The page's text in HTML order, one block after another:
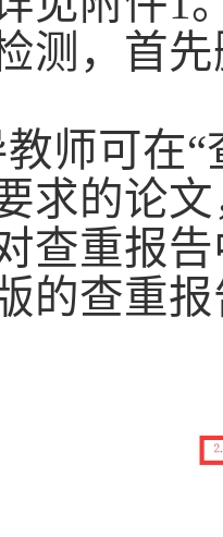
测，首
师可在
求的论
查重报
的查重